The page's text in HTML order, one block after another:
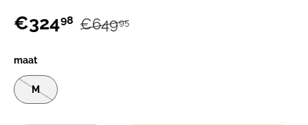
€32498 €64995
maat
M